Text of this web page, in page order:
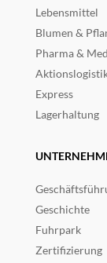
Lebensmittel
Blumen &
Pharma &
Express
Lagerhaltung
Geschichte
Fuhrpark
Zertifizierung